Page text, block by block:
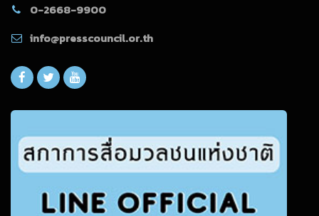
0-2668-9900
info@presscouncil.or.th